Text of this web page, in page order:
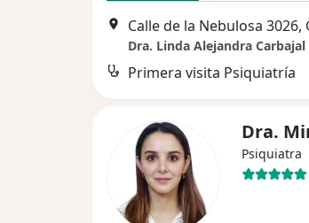
Calle de la Nebulosa 3026,
Dra. Linda Alejandra
Primera visita Psiquiatría
Dra.
Psiquiatra